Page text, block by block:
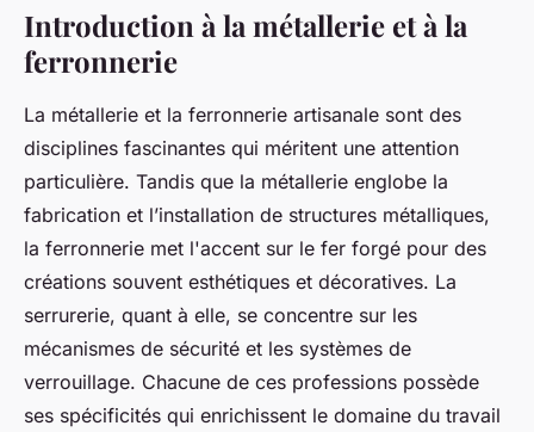
Introduction à la métallerie et à la
ferronnerie
La métallerie et la ferronnerie artisanale sont des
disciplines fascinantes qui méritent une attention
particulière. Tandis que la métallerie englobe la
fabrication et l’installation de structures métalliques,
la ferronnerie met l'accent sur le fer forgé pour des
créations souvent esthétiques et décoratives. La
serrurerie, quant à elle, se concentre sur les
mécanismes de sécurité et les systèmes de
verrouillage. Chacune de ces professions possède
ses spécificités qui enrichissent le domaine du travail